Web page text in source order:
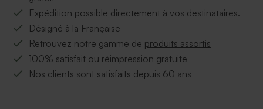
Expédition possible directement à vos destinataires.
Désigné à la Française
Retrouvez notre gamme de produits assortis
100% satisfait ou réimpression gratuite
Nos clients sont satisfaits depuis 60 ans